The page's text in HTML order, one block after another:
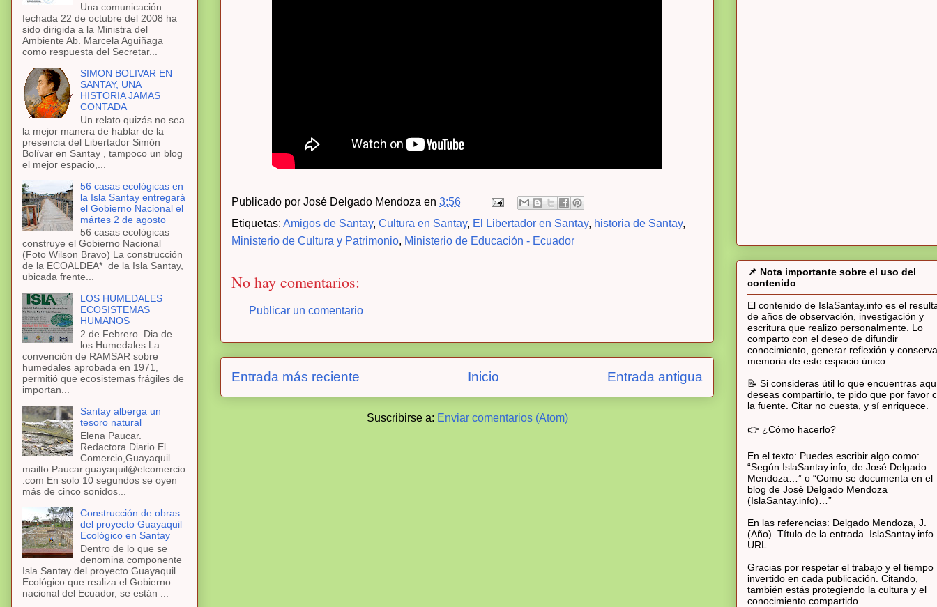
Publicado por José Delgado Mendoza en 3:56
Etiquetas: Amigos de Santay, Cultura en Santay, El Libertador en Santay, historia de Santay,
Ministerio de Cultura y Patrimonio, Ministerio de Educación - Ecuador
No hay comentarios:
Publicar un comentario
Entrada más reciente Entrada antigua
Inicio
Suscribirse a: Enviar comentarios (Atom)
Una comunicación
fechada 22 de octubre del 2008 ha
sido dirigida a la Ministra del
Ambiente Ab. Marcela Aguiñaga
como respuesta del Secretar...
SIMON BOLIVAR EN
SANTAY, UNA
HISTORIA JAMAS
CONTADA
Un relato quizás no sea
la mejor manera de hablar de la
presencia del Libertador Simón
Bolívar en Santay , tampoco un blog
el mejor espacio,...
56 casas ecológicas en
la Isla Santay entregará
el Gobierno Nacional el
mártes 2 de agosto
56 casas ecològicas
construye el Gobierno Nacional
(Foto Wilson Bravo) La construcción
de la ECOALDEA* de la Isla Santay,
ubicada frente...
LOS HUMEDALES
ECOSISTEMAS
HUMANOS
2 de Febrero. Dia de
los Humedales La
convención de RAMSAR sobre
humedales aprobada en 1971,
permitió que ecosistemas frágiles de
importan...
Santay alberga un
tesoro natural
Elena Paucar.
Redactora Diario El
Comercio,Guayaquil
mailto:Paucar.guayaquil@elcomercio
.com En solo 10 segundos se oyen
más de cinco sonidos...
Construcción de obras
del proyecto Guayaquil
Ecológico en Santay
Dentro de lo que se
denomina componente
Isla Santay del proyecto Guayaquil
Ecológico que realiza el Gobierno
nacional del Ecuador, se están ...
📌 Nota importante sobre el uso del
contenido
El contenido de IslaSantay.info es el
de años de observación, investigación y
escritura que realizo personalmente. Lo
comparto con el deseo de difundir
conocimiento, generar reflexión y
memoria de este espacio único.
📝 Si consideras útil lo que encuentras
deseas compartirlo, te pido que por favor
la fuente. Citar no cuesta, y sí enriquece.
👉 ¿Cómo hacerlo?
En el texto: Puedes escribir algo como:
“Según IslaSantay.info, de José Delgado
Mendoza…” o “Como se documenta en el
blog de José Delgado Mendoza
(IslaSantay.info)…”
En las referencias: Delgado Mendoza, J.
(Año). Título de la entrada.
URL
Gracias por respetar el trabajo y el tiempo
invertido en cada publicación. Citando,
también estás protegiendo la cultura y el
conocimiento compartido.